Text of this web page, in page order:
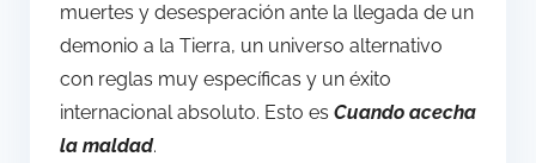
muertes y desesperación ante la llegada de un
demonio a la Tierra, un universo alternativo
con reglas muy específicas y un éxito
internacional absoluto. Esto es Cuando acecha
la maldad.